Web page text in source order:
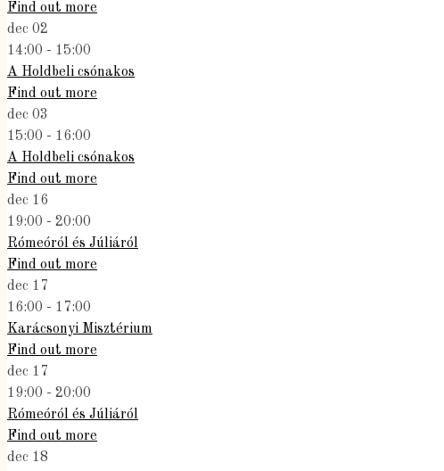
Find out more
dec 02
14:00 - 15:00
A Holdbeli csónakos
Find out more
dec 03
15:00 - 16:00
A Holdbeli csónakos
Find out more
dec 16
19:00 - 20:00
Rómeóról és Júliáról
Find out more
dec 17
16:00 - 17:00
Karácsonyi Misztérium
Find out more
dec 17
19:00 - 20:00
Rómeóról és Júliáról
Find out more
dec 18